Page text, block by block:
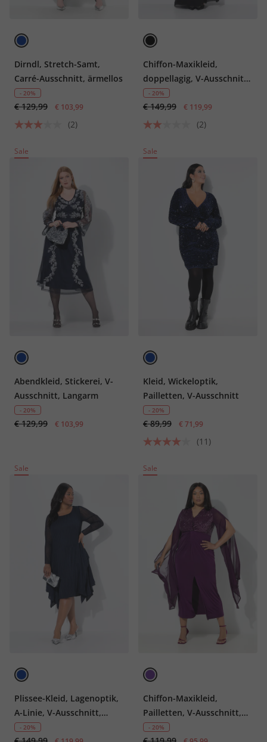
Dirndl, Stretch-Samt,
Carré-Ausschnitt, ärmellos
- 20%
€ 129,99 € 103,99
(2)
Chiffon-Maxikleid,
doppellagig, V-Ausschnitt,
3/4-Arm
- 20%
€ 149,99 € 119,99
(2)
Sale
Abendkleid, Stickerei, V-
Ausschnitt, Langarm
- 20%
€ 129,99 € 103,99
Sale
Kleid, Wickeloptik,
Pailletten, V-Ausschnitt
- 20%
€ 89,99 € 71,99
(11)
Sale
Plissee-Kleid, Lagenoptik,
A-Linie, V-Ausschnitt,
Langarm
- 20%
Sale
Chiffon-Maxikleid,
Pailletten, V-Ausschnitt,
Langarm
- 20%